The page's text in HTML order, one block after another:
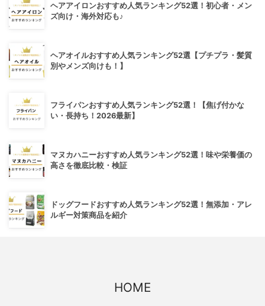
ヘアアイロンおすすめ人気ランキング52選！初心者・メン
ズ向け・海外対応も♪
ヘアオイルおすすめ人気ランキング52選【プチプラ・髪質
別やメンズ向けも！】
フライパンおすすめ人気ランキング52選！【焦げ付かな
い・長持ち！2026最新】
マヌカハニーおすすめ人気ランキング52選！味や栄養価の
高さを徹底比較・検証
ドッグフードおすすめ人気ランキング52選！無添加・アレ
ルギー対策商品を紹介
HOME